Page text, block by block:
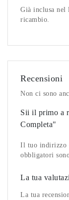
Già inclusa nel
ricambio.
Recensioni
Non ci sono
Sii il primo a
Completa"
Il tuo indirizzo
obbligatori
La tua
La tua